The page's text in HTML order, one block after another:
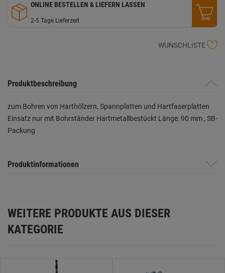
ONLINE BESTELLEN & LIEFERN LASSEN
2-5 Tage Lieferzeit
WUNSCHLISTE
Produktbeschreibung
zum Bohren von Harthölzern, Spannplatten und Hartfaserplatten
Einsatz nur mit Bohrständer Hartmetallbestückt Länge: 90 mm , SB-
Packung
Produktinformationen
WEITERE PRODUKTE AUS DIESER
KATEGORIE